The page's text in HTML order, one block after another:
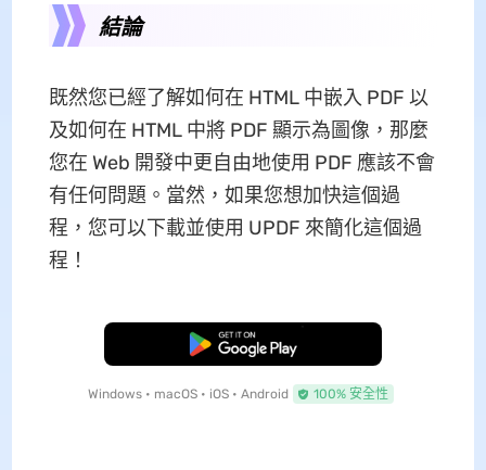
結論
既然您已經了解如何在 HTML 中嵌入 PDF 以
及如何在 HTML 中將 PDF 顯示為圖像，那麼
您在 Web 開發中更自由地使用 PDF 應該不會
有任何問題。當然，如果您想加快這個過
程，您可以下載並使用 UPDF 來簡化這個過
程！
免費下載
Windows • macOS • iOS • Android 100% 安全性